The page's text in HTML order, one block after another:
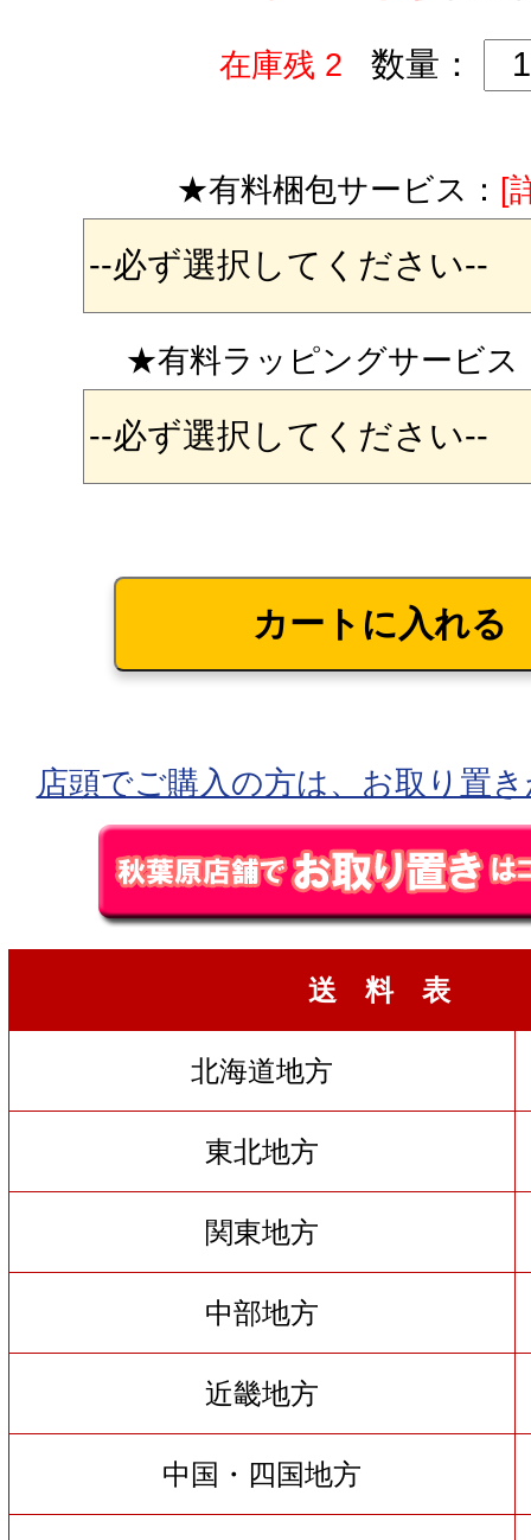
在庫残 2 数量：
★有料梱包サービス： [
★有料ラッピングサービス
店頭でご購入の方は、お取り置
送 料 表
北海道地方
東北地方
関東地方
中部地方
近畿地方
中国・四国地方